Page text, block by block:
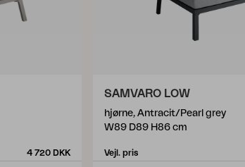
4 720 DKK
SAMVARO LOW
hjørne, Antracit/Pearl grey
W89 D89 H86 cm
Vejl. pris